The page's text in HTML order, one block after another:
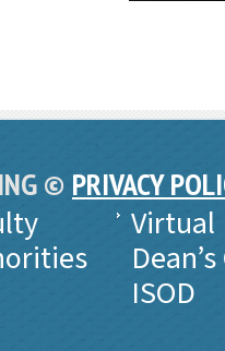
© PRIVACY
Virtual
ISOD